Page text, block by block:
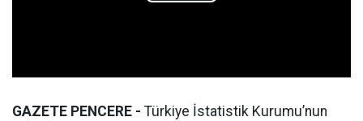
GAZETE PENCERE - Türkiye İstatistik Kurumu’nun